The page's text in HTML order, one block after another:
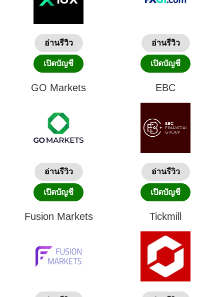
อ่านรีวิว
เปิดบัญชี
อ่านรีวิว
เปิดบัญชี
GO Markets
อ่านรีวิว
เปิดบัญชี
EBC
อ่านรีวิว
เปิดบัญชี
Fusion Markets Tickmill